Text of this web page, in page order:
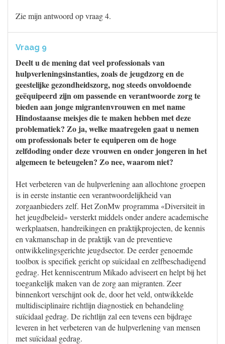
Zie mijn antwoord op vraag 4.
Vraag 9
Deelt u de mening dat veel professionals van
hulpverleningsinstanties, zoals de jeugdzorg en de
geestelijke gezondheidszorg, nog steeds onvoldoende
geëquipeerd zijn om passende en verantwoorde zorg te
bieden aan jonge migrantenvrouwen en met name
Hindostaanse meisjes die te maken hebben met deze
problematiek? Zo ja, welke maatregelen gaat u nemen
om professionals beter te equiperen om de hoge
zelfdoding onder deze vrouwen en onder jongeren in het
algemeen te beteugelen? Zo nee, waarom niet?
Het verbeteren van de hulpverlening aan allochtone groepen
is in eerste instantie een verantwoordelijkheid van
zorgaanbieders zelf. Het ZonMw programma «Diversiteit in
het jeugdbeleid» versterkt middels onder andere academische
werkplaatsen, handreikingen en praktijkprojecten, de kennis
en vakmanschap in de praktijk van de preventieve
ontwikkelingsgerichte jeugdsector. De eerder genoemde
toolbox is specifiek gericht op suïcidaal en zelfbeschadigend
gedrag. Het kenniscentrum Mikado adviseert en helpt bij het
toegankelijk maken van de zorg aan migranten. Zeer
binnenkort verschijnt ook de, door het veld, ontwikkelde
multidisciplinaire richtlijn diagnostiek en behandeling
suïcidaal gedrag. De richtlijn zal een tevens een bijdrage
leveren in het verbeteren van de hulpverlening van mensen
met suïcidaal gedrag.